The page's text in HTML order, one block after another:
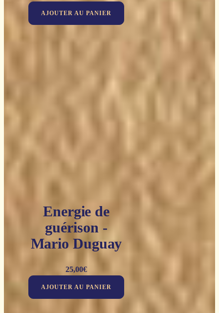
AJOUTER AU PANIER
Energie de
guérison -
Mario Duguay
25,00€
AJOUTER AU PANIER